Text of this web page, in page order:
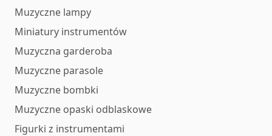
Muzyczne lampy
Miniatury instrumentów
Muzyczna garderoba
Muzyczne parasole
Muzyczne bombki
Muzyczne opaski odblaskowe
Figurki z instrumentami